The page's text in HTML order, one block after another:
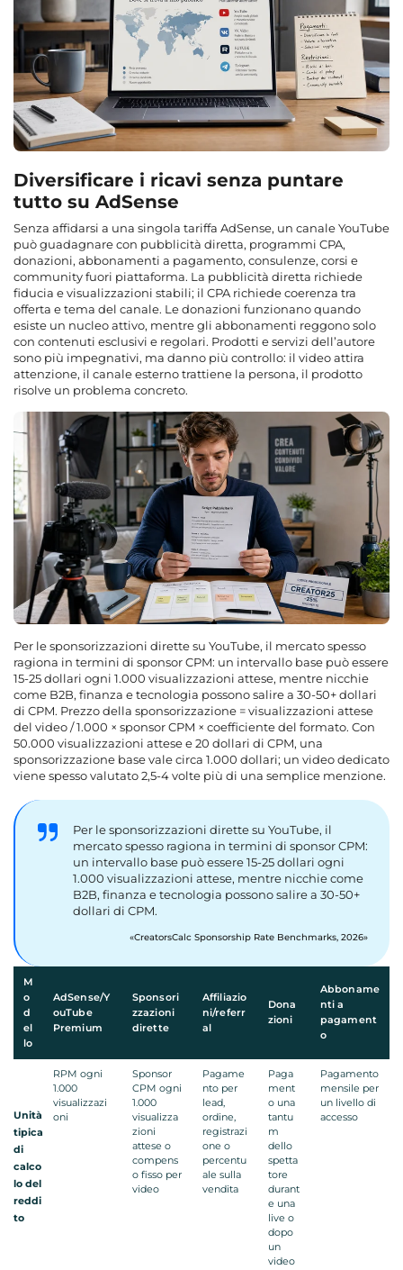
Diversificare i ricavi senza puntare
tutto su AdSense
Senza affidarsi a una singola tariffa AdSense, un canale YouTube
può guadagnare con pubblicità diretta, programmi CPA,
donazioni, abbonamenti a pagamento, consulenze, corsi e
community fuori piattaforma. La pubblicità diretta richiede
fiducia e visualizzazioni stabili; il CPA richiede coerenza tra
offerta e tema del canale. Le donazioni funzionano quando
esiste un nucleo attivo, mentre gli abbonamenti reggono solo
con contenuti esclusivi e regolari. Prodotti e servizi dell’autore
sono più impegnativi, ma danno più controllo: il video attira
attenzione, il canale esterno trattiene la persona, il prodotto
risolve un problema concreto.
Per le sponsorizzazioni dirette su YouTube, il mercato spesso
ragiona in termini di sponsor CPM: un intervallo base può essere
15-25 dollari ogni 1.000 visualizzazioni attese, mentre nicchie
come B2B, finanza e tecnologia possono salire a 30-50+ dollari
di CPM. Prezzo della sponsorizzazione = visualizzazioni attese
del video / 1.000 × sponsor CPM × coefficiente del formato. Con
50.000 visualizzazioni attese e 20 dollari di CPM, una
sponsorizzazione base vale circa 1.000 dollari; un video dedicato
viene spesso valutato 2,5-4 volte più di una semplice menzione.
Per le sponsorizzazioni dirette su YouTube, il
mercato spesso ragiona in termini di sponsor CPM:
un intervallo base può essere 15-25 dollari ogni
1.000 visualizzazioni attese, mentre nicchie come
B2B, finanza e tecnologia possono salire a 30-50+
dollari di CPM.
CreatorsCalc Sponsorship Rate Benchmarks, 2026
M
o
d
el
lo
AdSense/Y
ouTube
Premium
Sponsori
zzazioni
dirette
Affiliazio
ni/referr
al
Dona
zioni
Abboname
nti a
pagament
o
Unità
tipica
di
calco
lo del
reddi
to
RPM ogni
1.000
visualizzazi
oni
Sponsor
CPM ogni
1.000
visualizza
zioni
attese o
compens
o fisso per
video
Pagame
nto per
lead,
ordine,
registrazi
one o
percentu
ale sulla
vendita
Paga
ment
o una
tantu
m
dello
spetta
tore
durant
e una
live o
dopo
un
video
Pagamento
mensile per
un livello di
accesso